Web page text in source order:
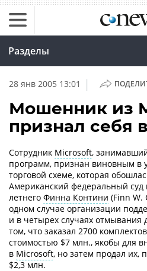
Разделы
28 янв 2005 13:01 |
Мошенник из
признал себя
Сотрудник Microsoft,
программ, признан виновным в
торговой схеме, которая
Американский федеральный
летнего Финна Контини (Finn W.
одном случае организации
и в четырех случаях отмывания
том, что заказал 2700
стоимостью $7 млн., якобы для
в Microsoft, но затем продал их,
$2,3 млн.